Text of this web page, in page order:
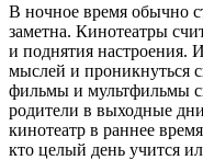
В ночное время обычно
заметна. Кинотеатры
и поднятия настроения.
мыслей и проникнуться
фильмы и мультфильмы
родители в выходные
кинотеатр в раннее
кто целый день учится